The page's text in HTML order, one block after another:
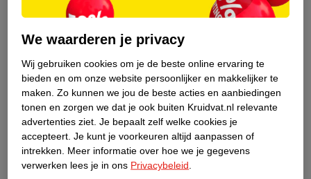
zelfzorg, ook online. Wat je
gezondheidsvraag ook is, stel hem aan
Stel je gezondheidsvraag
Ook in deze winkel
Kruidvat.nl ophaalpunt
Laat je bestelling snel en gemakkelijk bezorgen in de
We waarderen je privacy
Wij gebruiken cookies om je de beste online ervaring te
bieden en om onze website persoonlijker en makkelijker te
maken. Zo kunnen we jou de beste acties en aanbiedingen
tonen en zorgen we dat je ook buiten Kruidvat.nl relevante
advertenties ziet. Je bepaalt zelf welke cookies je
accepteert. Je kunt je voorkeuren altijd aanpassen of
intrekken.
Meer informatie over hoe we je gegevens
verwerken lees je in ons Privacybeleid